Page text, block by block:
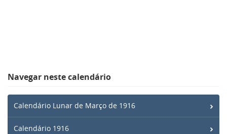
Navegar neste calendário
Calendário Lunar de Março de 1916
Calendário 1916